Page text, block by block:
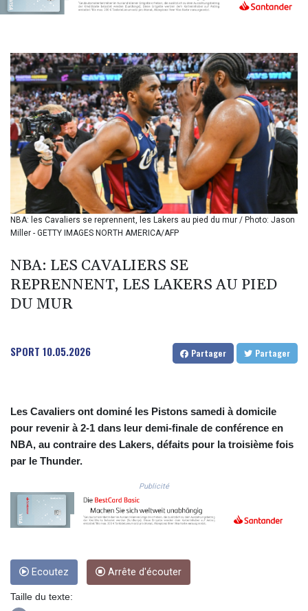
BIF 3451.157116
BRL 5.876989
BSD 1.152686
BTN 109.688637
BWP 15.558807
BYN 3.432357
BYR
22660.258427
BZD 2.318271
CAD 1.612983
CDF
2615.761404
CHF 0.93588
CLP
CNY 7.801146
CUC 1.156136
CUP 30.637594
DJF 205.267449
DKK 7.477932
DOP 67.289164
ERN 17.342035
FJD 2.553384
GEL 3.017966
GGP 0.857252
NBA: les Cavaliers se reprennent, les Lakers au pied du mur / Photo: Jason
Miller - GETTY IMAGES NORTH AMERICA/AFP
NBA: LES CAVALIERS SE
REPRENNENT, LES LAKERS AU PIED
DU MUR
SPORT 10.05.2026 Partager Partager
Les Cavaliers ont dominé les Pistons samedi à domicile
pour revenir à 2-1 dans leur demi-finale de conférence en
NBA, au contraire des Lakers, défaits pour la troisième fois
par le Thunder.
Publicité
Ecoutez Arrête d'écouter
Taille du texte: